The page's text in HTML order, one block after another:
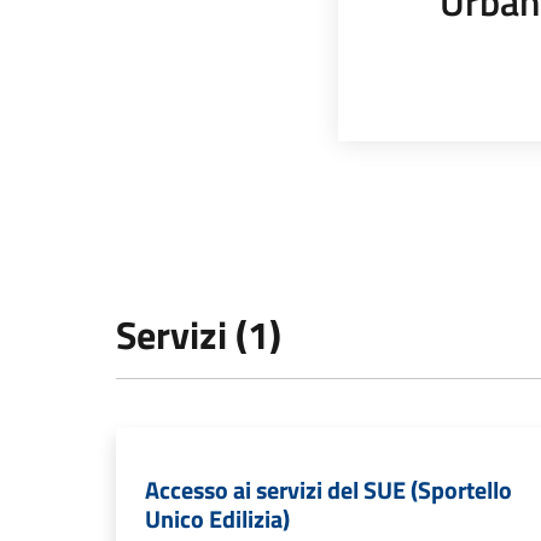
Servizi (1)
Accesso ai servizi del SUE (Sportello
Unico Edilizia)